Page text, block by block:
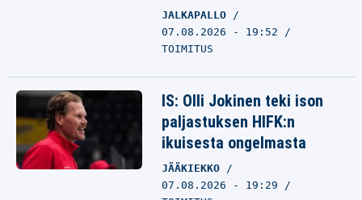
JALKAPALLO
07.08.2026 - 19:52
TOIMITUS
IS: Olli Jokinen teki ison
paljastuksen HIFK:n
ikuisesta ongelmasta
JÄÄKIEKKO
07.08.2026 - 19:29